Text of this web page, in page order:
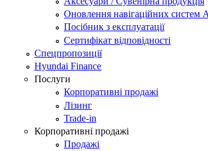
Оновлення навігаційних систем
Посібник з експлуатації
Сертифікат відповідності
Спецпропозиції
Hyundai Finance
Послуги
Корпоративні продажі
Лізинг
Trade-in
Корпоративні продажі
Продажі